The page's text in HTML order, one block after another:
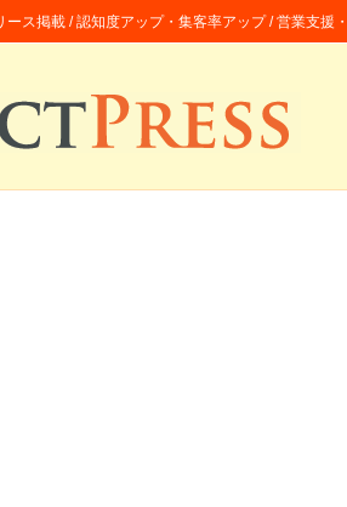
ース掲載 / 認知度アップ・集客率アップ / 営業支援